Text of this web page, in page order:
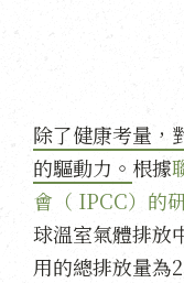
除了健康考量，
的驅動力。 根據
會（ IPCC）的
球溫室氣體排放
用的總排放量為